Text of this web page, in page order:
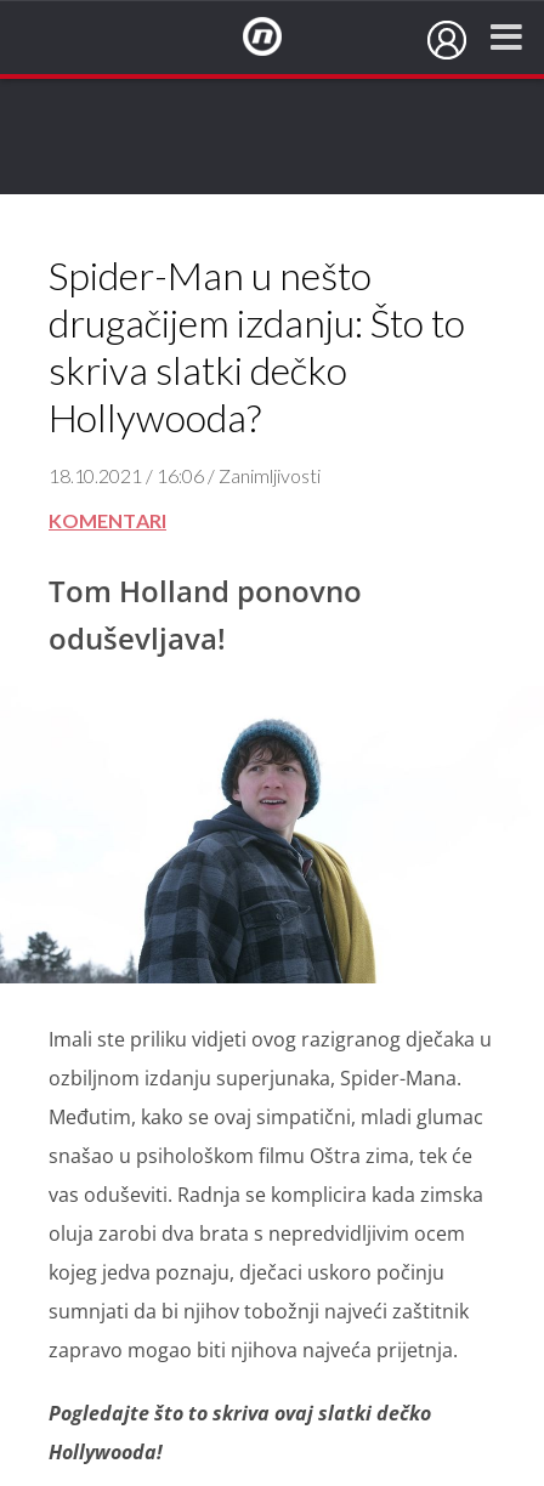
Spider-Man u nešto
drugačijem izdanju: Što to
skriva slatki dečko
Hollywooda?
18.10.2021 / 16:06 / Zanimljivosti
KOMENTARI
Tom Holland ponovno
oduševljava!
Imali ste priliku vidjeti ovog razigranog dječaka u
ozbiljnom izdanju superjunaka, Spider-Mana.
Međutim, kako se ovaj simpatični, mladi glumac
snašao u psihološkom filmu Oštra zima, tek će
vas oduševiti. Radnja se komplicira kada zimska
oluja zarobi dva brata s nepredvidljivim ocem
kojeg jedva poznaju, dječaci uskoro počinju
sumnjati da bi njihov tobožnji najveći zaštitnik
zapravo mogao biti njihova najveća prijetnja.
Pogledajte što to skriva ovaj slatki dečko
Hollywooda!